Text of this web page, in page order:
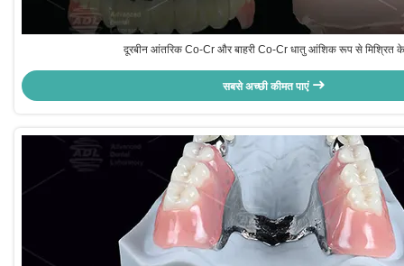
दूरबीन आंतरिक Co-Cr और बाहरी Co-Cr धातु आंशिक रूप से मिश्रित
सबसे अच्छी कीमत पाएं